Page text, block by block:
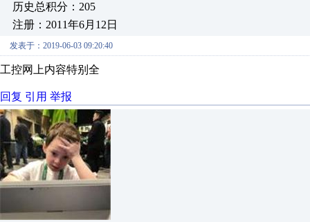
历史总积分：205
注册：2011年6月12日
发表于：2019-06-03 09:20:40
工控网上内容特别全
回复 引用 举报